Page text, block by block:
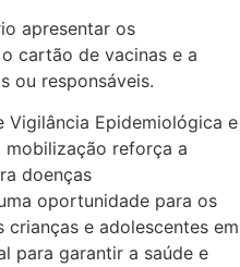
apresentar os
cartão de vacinas e a
ou responsáveis.
Vigilância Epidemiológica e
mobilização reforça a
doenças
oportunidade para os
e adolescentes em
para garantir a saúde e